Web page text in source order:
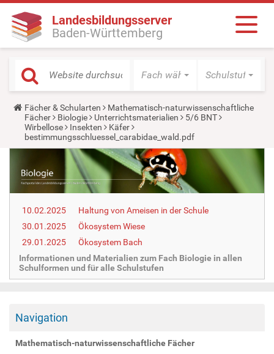
Landesbildungsserver
Baden-Württemberg
Fach wählen Schulstufe
Y
o
u
a
r
e
r
e
Fächer & Schularten
Mathematisch-naturwissenschaftliche
Fächer
Biologie Unterrichtsmaterialien
5/6 BNT
Wirbellose
Insekten
Käfer
bestimmungsschluessel_carabidae_wald.pdf
10.02.2025
Haltung von Ameisen in der Schule
30.01.2025
Ökosystem Wiese
29.01.2025
Ökosystem Bach
Informationen und Materialien zum Fach Biologie in allen
Schulformen und für alle Schulstufen
Navigation
Mathematisch-naturwissenschaftliche Fächer